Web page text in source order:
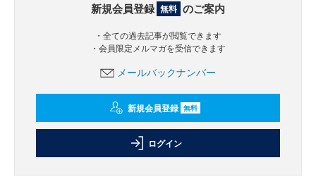
新規会員登録 無料 のご案内
・全ての過去記事が閲覧できます
・会員限定メルマガを受信できます
メールバックナンバー
新規会員登録 無料
ログイン